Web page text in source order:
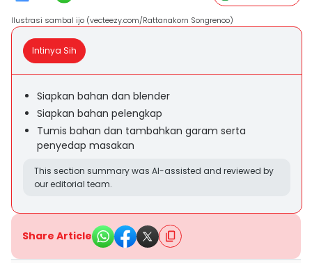
Ilustrasi sambal ijo (vecteezy.com/Rattanakorn Songrenoo)
Intinya Sih
Siapkan bahan dan blender
Siapkan bahan pelengkap
Tumis bahan dan tambahkan garam serta
penyedap masakan
This section summary was AI-assisted and reviewed by
our editorial team.
Share Article